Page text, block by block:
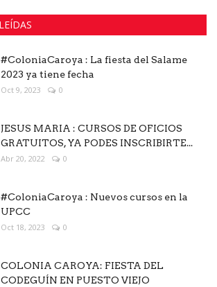
#ColoniaCaroya : La fiesta del Salame
2023 ya tiene fecha
Oct 9, 2023 0
JESUS MARIA : CURSOS DE OFICIOS
GRATUITOS, YA PODES INSCRIBIRTE...
Abr 20, 2022 0
#ColoniaCaroya : Nuevos cursos en la
UPCC
Oct 18, 2023 0
COLONIA CAROYA: FIESTA DEL
CODEGUÍN EN PUESTO VIEJO